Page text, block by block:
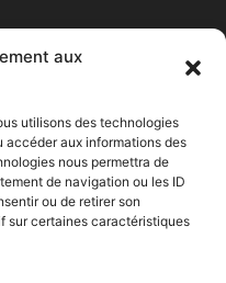
aux
utilisons des technologies
aux informations des
nous permettra de
de navigation ou les ID
ou de retirer son
sur certaines caractéristiques
Entrepreneur